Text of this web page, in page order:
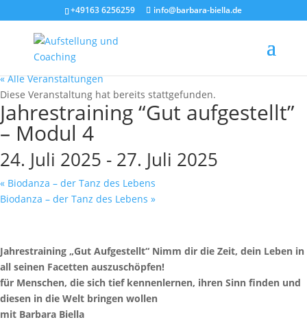
+49163 6256259 info@barbara-biella.de
« Alle Veranstaltungen
Diese Veranstaltung hat bereits stattgefunden.
Jahrestraining “Gut aufgestellt”
– Modul 4
24. Juli 2025 - 27. Juli 2025
« Biodanza – der Tanz des Lebens
Biodanza – der Tanz des Lebens »
Jahrestraining „Gut Aufgestellt“ Nimm dir die Zeit, dein Leben in
all seinen Facetten auszuschöpfen!
für Menschen, die sich tief kennenlernen, ihren Sinn finden und
diesen in die Welt bringen wollen
mit Barbara Biella